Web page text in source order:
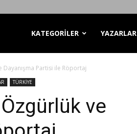
KATEGORİLER YAZARLAR
Dayanışma Partisi ile Röportaj
TÜRKİYE
ve